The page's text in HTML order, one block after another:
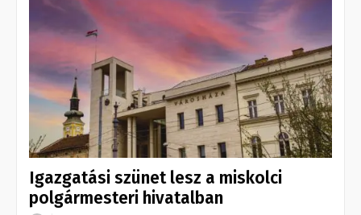
Igazgatási szünet lesz a miskolci
polgármesteri hivatalban